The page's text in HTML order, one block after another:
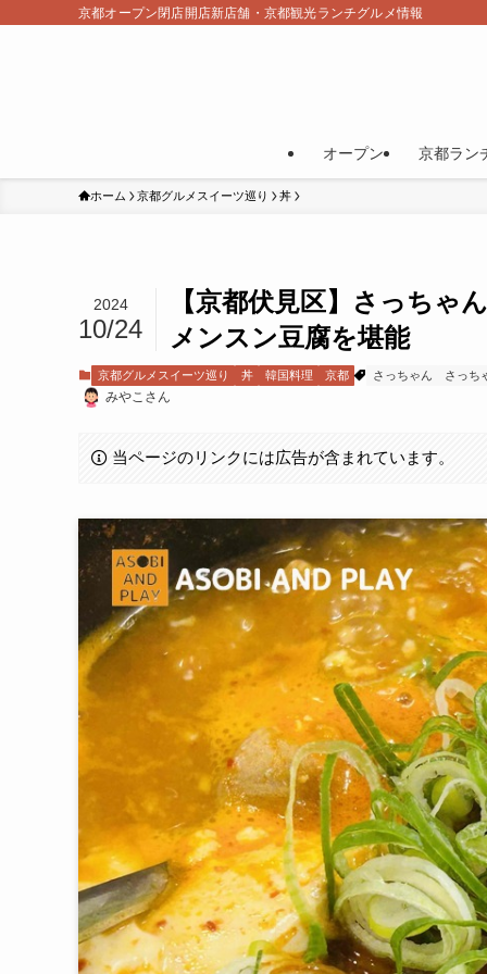
京都オープン閉店開店新店舗・京都観光ランチグルメ情報
オープン 京都ラン
ホーム 京都グルメスイーツ巡り 丼
【京都伏見区】さっちゃ
メンスン豆腐を堪能
2024
10/24
京都グルメスイーツ巡り 丼 韓国料理 京都 さっちゃん さっち
みやこさん
当ページのリンクには広告が含まれています。